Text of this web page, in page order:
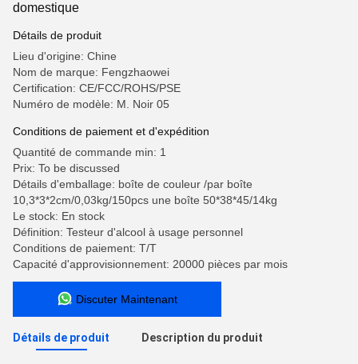
domestique
Détails de produit
Lieu d'origine: Chine
Nom de marque: Fengzhaowei
Certification: CE/FCC/ROHS/PSE
Numéro de modèle: M. Noir 05
Conditions de paiement et d'expédition
Quantité de commande min: 1
Prix: To be discussed
Détails d'emballage: boîte de couleur /par boîte
10,3*3*2cm/0,03kg/150pcs une boîte 50*38*45/14kg
Le stock: En stock
Définition: Testeur d'alcool à usage personnel
Conditions de paiement: T/T
Capacité d'approvisionnement: 20000 pièces par mois
Discuter Maintenant
Détails de produit Description du produit